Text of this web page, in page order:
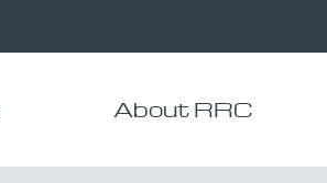
About RRC